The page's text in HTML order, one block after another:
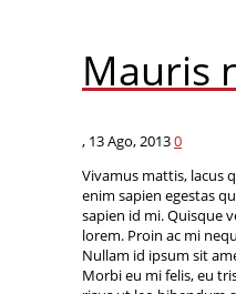
Mauris
, 13 Ago, 20130
Vivamus mattis, lacus
enim sapien egestas
sapien id mi. Quisque
lorem. Proin ac mi
Nullam id ipsum sit
Morbi eu mi felis, eu